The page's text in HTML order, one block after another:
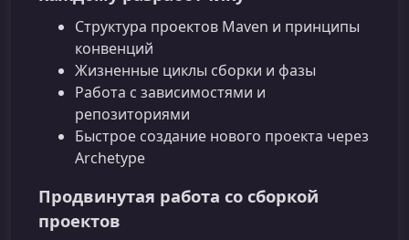
Структура проектов Maven и принципы
конвенций
Жизненные циклы сборки и фазы
Работа с зависимостями и
репозиториями
Быстрое создание нового проекта через
Archetype
Продвинутая работа со сборкой
проектов